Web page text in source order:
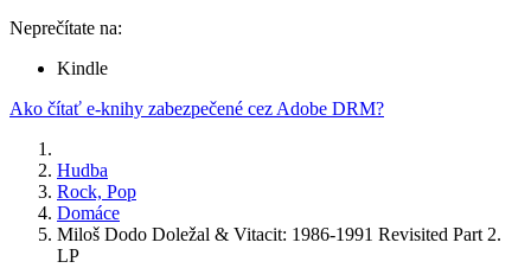
Neprečítate na:
Kindle
Ako čítať e-knihy zabezpečené cez Adobe DRM?
Hudba
Rock, Pop
Domáce
Miloš Dodo Doležal & Vitacit: 1986-1991 Revisited Part 2.
LP